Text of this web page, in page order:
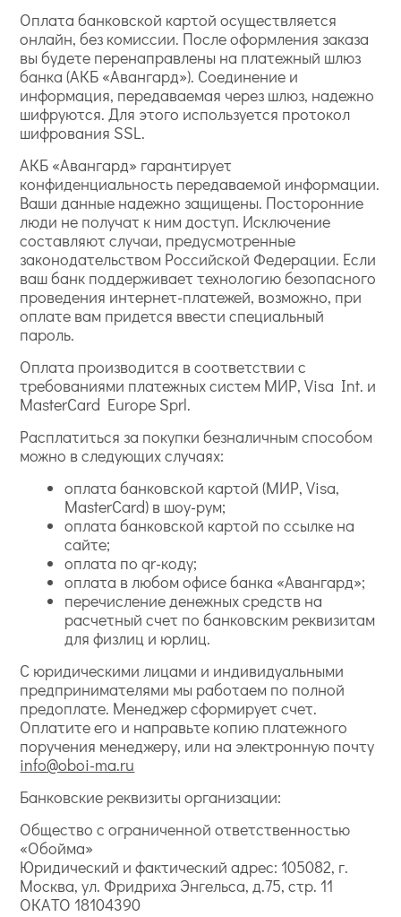
Оплата банковской картой осуществляется
онлайн, без комиссии. После оформления заказа
вы будете перенаправлены на платежный шлюз
банка (АКБ «Авангард»). Соединение и
информация, передаваемая через шлюз, надежно
шифруются. Для этого используется протокол
шифрования SSL.
АКБ «Авангард» гарантирует
конфиденциальность передаваемой информации.
Ваши данные надежно защищены. Посторонние
люди не получат к ним доступ. Исключение
составляют случаи, предусмотренные
законодательством Российской Федерации. Если
ваш банк поддерживает технологию безопасного
проведения интернет-платежей, возможно, при
оплате вам придется ввести специальный
пароль.
Оплата производится в соответствии с
требованиями платежных систем МИР, Visa Int. и
MasterCard Europe Sprl.
Расплатиться за покупки безналичным способом
можно в следующих случаях:
оплата банковской картой (МИР, Visa,
MasterCard) в шоу-рум;
оплата банковской картой по ссылке на
сайте;
оплата по qr-коду;
оплата в любом офисе банка «Авангард»;
перечисление денежных средств на
расчетный счет по банковским реквизитам
для физлиц и юрлиц.
С юридическими лицами и индивидуальными
предпринимателями мы работаем по полной
предоплате. Менеджер сформирует счет.
Оплатите его и направьте копию платежного
поручения менеджеру, или на электронную почту
info@oboi-ma.ru
Банковские реквизиты организации:
Общество с ограниченной ответственностью
«Обойма»
Юридический и фактический адрес: 105082, г.
Москва, ул. Фридриха Энгельса, д.75, стр. 11
ОКАТО 18104390